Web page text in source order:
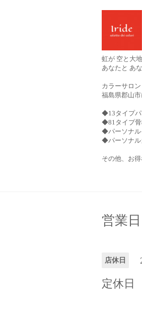
虹が 空と大
あなたと あ
カラーサロ
福島県郡山
◆13タイプ
◆81タイプ
◆パーソナ
◆パーソナ
その他、お
営業
店休日
定休日